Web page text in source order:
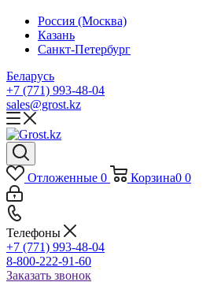
Россия (Москва)
Казань
Санкт-Петербург
Беларусь
+7 (771) 993-48-04
sales@grost.kz
Отложенные 0 Корзина0 0
Телефоны
+7 (771) 993-48-04
8-800-222-91-60
Заказать звонок